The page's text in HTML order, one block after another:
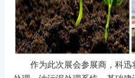
作为此次展会参展商，科迅